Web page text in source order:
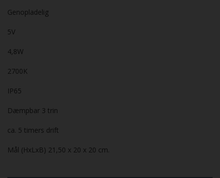
Genopladelig
5V
4,8W
2700K
IP65
Dæmpbar 3 trin
ca. 5 timers drift
Mål (HxLxB) 21,50 x 20 x 20 cm.